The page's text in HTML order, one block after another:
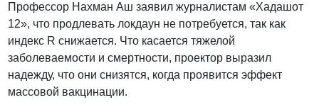
Профессор Нахман Аш заявил журналистам «Хадашот
12», что продлевать локдаун не потребуется, так как
индекс R снижается. Что касается тяжелой
заболеваемости и смертности, проектор выразил
надежду, что они снизятся, когда проявится эффект
массовой вакцинации.